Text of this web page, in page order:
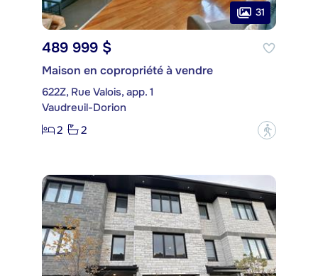
31
489 999 $
Maison en copropriété à vendre
622Z, Rue Valois, app. 1
Vaudreuil-Dorion
2
2 ?